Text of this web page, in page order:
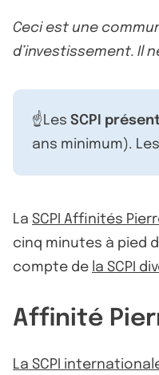
Ceci est une
d’investissement. Il
☝️Les SCPI
ans minimum).
La SCPI Affinités
cinq minutes à pied
compte de la SCPI
Affinité
La SCPI